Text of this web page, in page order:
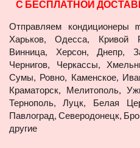
С БЕСПЛАТНОЙ
Отправляем кондиционеры
Харьков, Одесса, Кривой
Винница, Херсон, Днепр,
Чернигов, Черкассы,
Сумы, Ровно, Каменское,
Краматорск, Мелитополь,
Тернополь, Луцк, Белая
Павлоград, Северодонецк,
другие